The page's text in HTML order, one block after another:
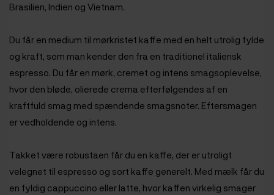
Brasilien, Indien og Vietnam.
Du får en medium til mørkristet kaffe med en helt utrolig fylde
og kraft, som man kender den fra en traditionel italiensk
espresso. Du får en mørk, cremet og intens smagsoplevelse,
hvor den bløde, olierede crema efterfølgendes af en
kraftfuld smag med spændende smagsnoter. Eftersmagen
er vedholdende og intens.
Takket være robustaen får du en kaffe, der er utroligt
velegnet til espresso og sort kaffe generelt. Med mælk får du
en fyldig cappuccino eller latte, hvor kaffen virkelig smager